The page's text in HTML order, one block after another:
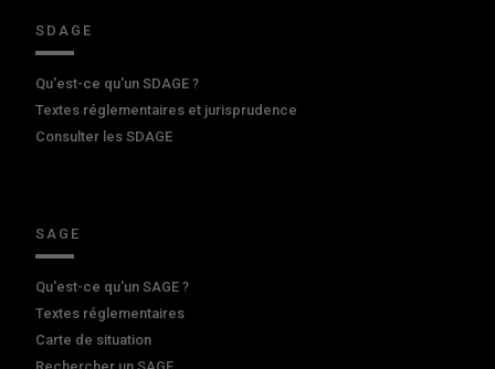
SDAGE
Qu'est-ce qu'un SDAGE ?
Textes réglementaires et jurisprudence
Consulter les SDAGE
SAGE
Qu'est-ce qu'un SAGE ?
Textes réglementaires
Carte de situation